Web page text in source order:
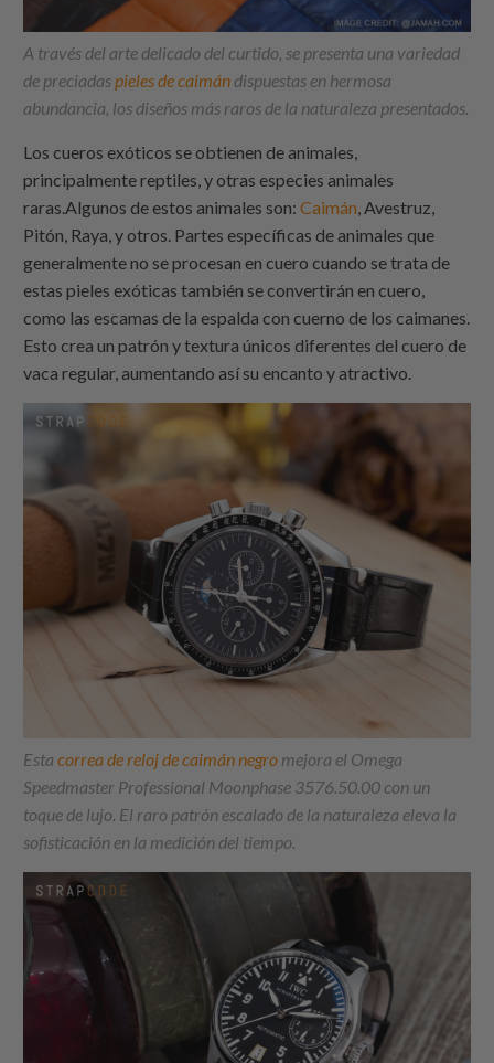
A través del arte delicado del curtido, se presenta una variedad
de preciadaspieles de caimán dispuestas en hermosa
abundancia, los diseños más raros de la naturaleza presentados.
Los cueros exóticos se obtienen de animales,
principalmente reptiles, y otras especies animales
raras.Algunos de estos animales son:Caimán, Avestruz,
Pitón, Raya, y otros. Partes específicas de animales que
generalmente no se procesan en cuero cuando se trata de
estas pieles exóticas también se convertirán en cuero,
como las escamas de la espalda con cuerno de los caimanes.
Esto crea un patrón y textura únicos diferentes del cuero de
vaca regular, aumentando así su encanto y atractivo.
Estacorrea de reloj de caimán negro mejora el Omega
Speedmaster Professional Moonphase 3576.50.00 con un
toque de lujo. El raro patrón escalado de la naturaleza eleva la
sofisticación en la medición del tiempo.